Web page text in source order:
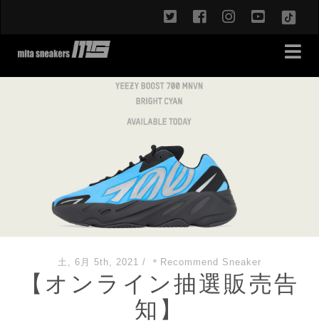
twitterfacebookinstagram
土, 6月 5th, 2021 / ＊Recommend Sneaker
【オンライン抽選販売告
知】